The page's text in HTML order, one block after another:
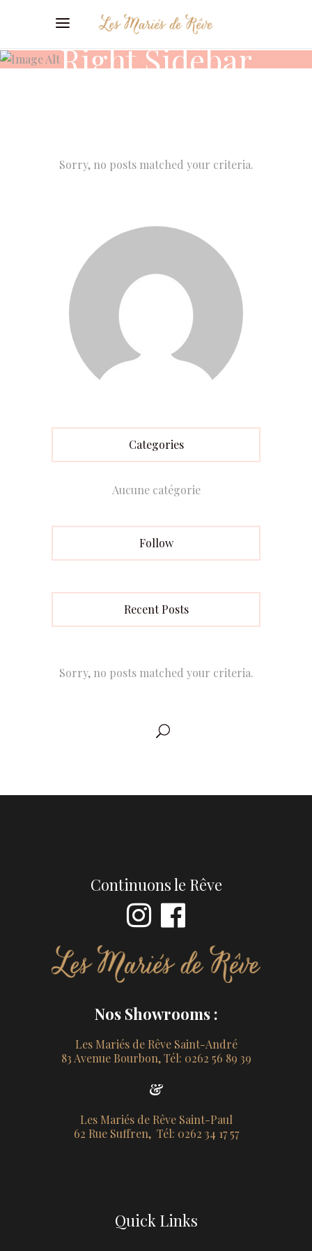
Right Sidebar
Sorry, no posts matched your criteria.
Categories
Aucune catégorie
Follow
Recent Posts
Sorry, no posts matched your criteria.
Continuons le Rêve
Nos Showrooms :
Les Mariés de Rêve Saint-André
83 Avenue Bourbon, Tél: 0262 56 89 39
&
Les Mariés de Rêve Saint-Paul
62 Rue Suffren, Tél: 0262 34 17 57
Quick Links